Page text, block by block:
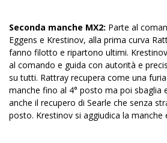
Seconda manche MX2: Parte al
Eggens e Krestinov, alla prima curva
fanno filotto e ripartono ultimi.
al comando e guida con autorità e
su tutti. Rattray recupera come una
manche fino al 4° posto ma poi sbaglia
anche il recupero di Searle che senza
posto. Krestinov si aggiudica la manche